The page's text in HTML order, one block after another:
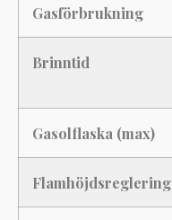
Gasförbrukning
Brinntid
Gasolflaska (max)
Flamhöjdsreglering